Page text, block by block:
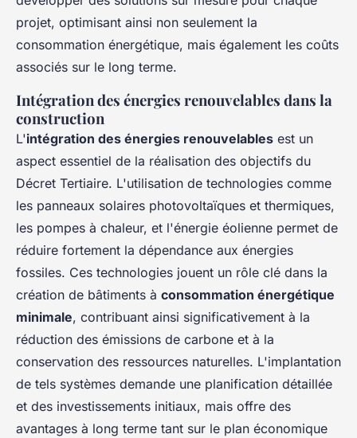
projet, optimisant ainsi non seulement la
consommation énergétique, mais également les coûts
associés sur le long terme.
Intégration des énergies renouvelables dans la
construction
L'intégration des énergies renouvelables est un
aspect essentiel de la réalisation des objectifs du
Décret Tertiaire. L'utilisation de technologies comme
les panneaux solaires photovoltaïques et thermiques,
les pompes à chaleur, et l'énergie éolienne permet de
réduire fortement la dépendance aux énergies
fossiles. Ces technologies jouent un rôle clé dans la
création de bâtiments à consommation énergétique
minimale, contribuant ainsi significativement à la
réduction des émissions de carbone et à la
conservation des ressources naturelles. L'implantation
de tels systèmes demande une planification détaillée
et des investissements initiaux, mais offre des
avantages à long terme tant sur le plan économique